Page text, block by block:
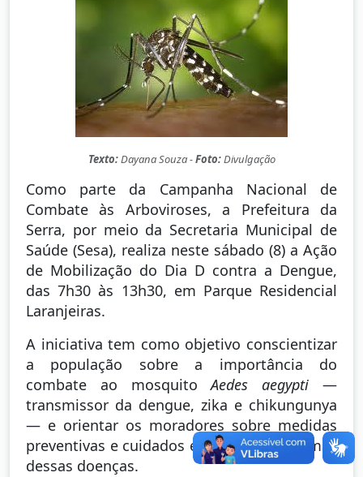
Texto:Dayana Souza -Foto:Divulgação
Como parte da Campanha Nacional de
Combate às Arboviroses, a Prefeitura da
Serra, por meio da Secretaria Municipal de
Saúde (Sesa), realiza neste sábado (8) a Ação
de Mobilização do Dia D contra a Dengue,
das 7h30 às 13h30, em Parque Residencial
Laranjeiras.
A iniciativa tem como objetivo conscientizar
a população sobre a importância do
combate ao mosquitoAedes aegypti —
transmissor da dengue, zika e chikungunya
— e orientar os moradores sobre medidas
preventivas e cuidados em caso de sintomas
dessas doenças.